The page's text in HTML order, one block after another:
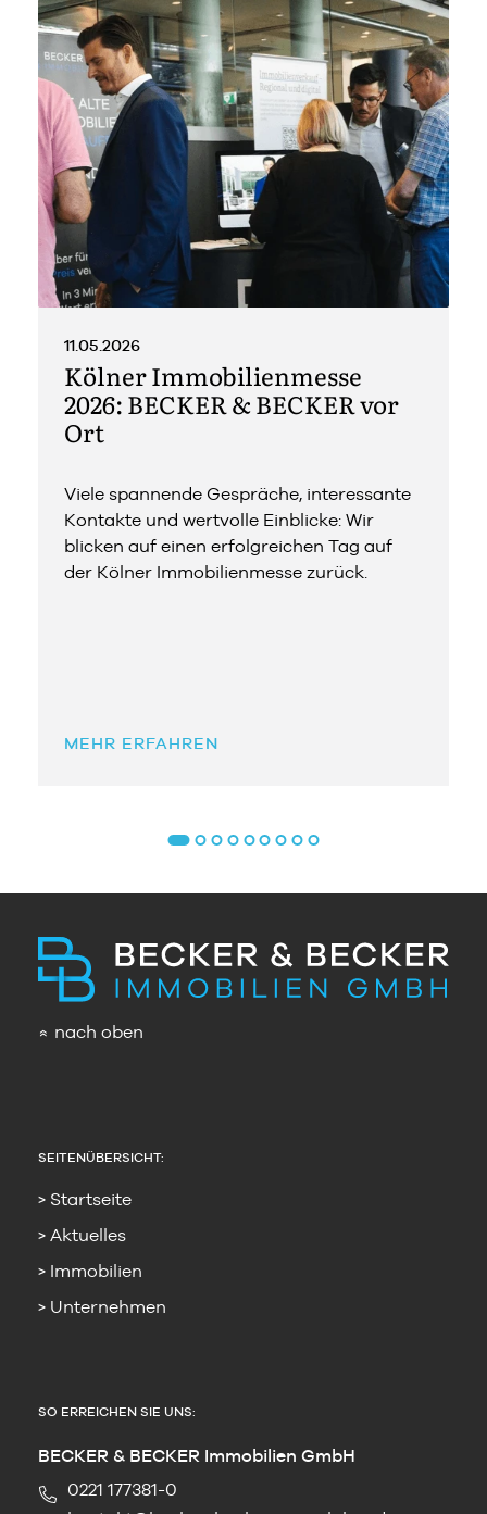
11.05.2026
Kölner Immobilienmesse
2026: BECKER & BECKER vor
Ort
Viele spannende Gespräche, interessante
Kontakte und wertvolle Einblicke: Wir
blicken auf einen erfolgreichen Tag auf
der Kölner Immobilienmesse zurück.
MEHR ERFAHREN
» nach oben
SEITENÜBERSICHT:
Startseite
Aktuelles
Immobilien
Unternehmen
SO ERREICHEN SIE UNS:
BECKER & BECKER Immobilien GmbH
0221 177381-0